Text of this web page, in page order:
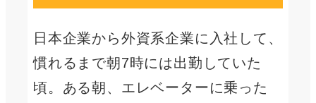
日本企業から外資系企業に入社して、
慣れるまで朝7時には出勤していた
頃。ある朝、エレベーターに乗った